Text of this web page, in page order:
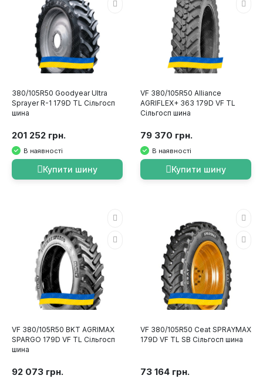
380/105R50 Goodyear Ultra
Sprayer R-1 179D TL Сільгосп
шина
201 252 грн.
В наявності
Купити шину
VF 380/105R50 Alliance
AGRIFLEX+ 363 179D VF TL
Сільгосп шина
79 370 грн.
В наявності
Купити шину
VF 380/105R50 BKT AGRIMAX
SPARGO 179D VF TL Сільгосп
шина
92 073 грн.
VF 380/105R50 Ceat SPRAYMAX
179D VF TL SB Сільгосп шина
73 164 грн.